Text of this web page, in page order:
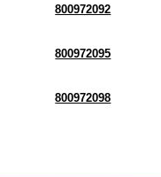
800972092
800972095
800972098